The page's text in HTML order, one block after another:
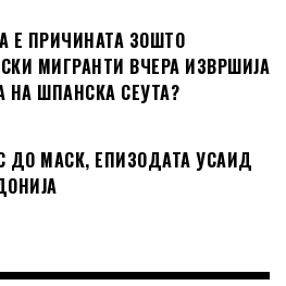
Е ПРИЧИНАТА ЗОШТО
МИГРАНТИ ВЧЕРА ИЗВРШИЈА
НА ШПАНСКА СЕУТА?
ДО МАСК, ЕПИЗОДАТА УСАИД